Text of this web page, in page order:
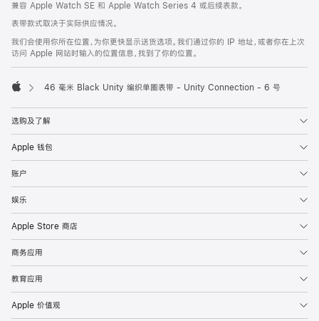
页
页
脚
注
兼容 Apple Watch SE 和 Apple Watch Series 4 或后续表款。
表带款式取决于实际供应情况。
我们会使用你所在位置，为你更快显示送货选项。我们通过你的 IP 地址，或者你在上次
访问 Apple 网站时输入的位置信息，找到了你的位置。
46 毫米 Black Unity 编织单圈表带 - Unity Connection - 6 号
选购及了解
Apple 钱包
账户
娱乐
Apple Store 商店
商务应用
教育应用
Apple 价值观